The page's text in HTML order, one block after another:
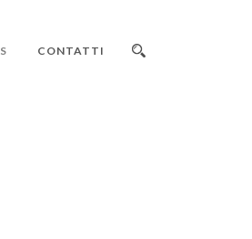
CONTATTI